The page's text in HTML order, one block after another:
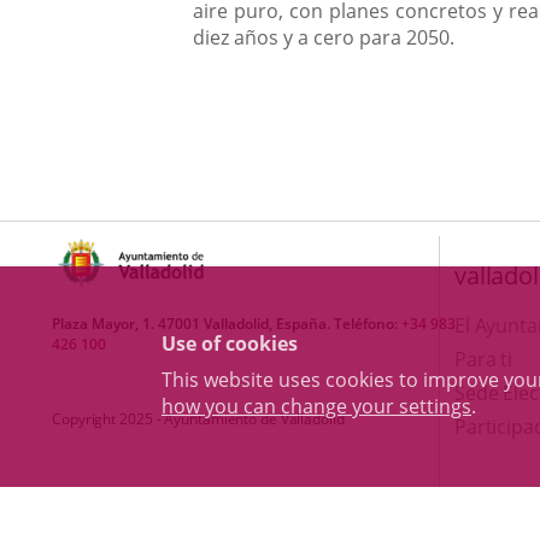
Use of cookies
This website uses cookies to improve
how you can change your settings.
aire puro, con planes concretos y
diez años y a cero para 2050.
Plaza Mayor, 1. 47001 Valladolid, España. Teléfono: +34 983
426 100
Copyright 2025 - Ayuntamiento de Valladolid
Sede